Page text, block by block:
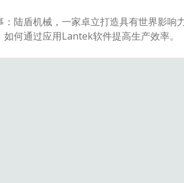
陆盾机械，一家卓立打造具有世界影响
何通过应用Lantek软件提高生产效率。